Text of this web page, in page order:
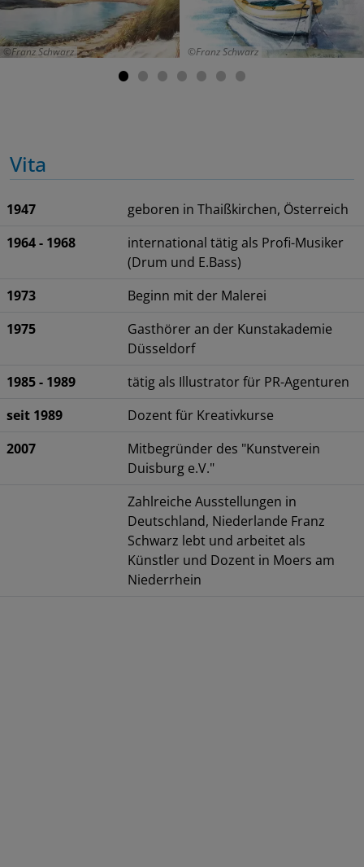
Franz Schwarz Franz Schwarz
Vita
1947
geboren in Thaißkirchen, Österreich
1964 - 1968
international tätig als Profi-Musiker
(Drum und E.Bass)
1973
Beginn mit der Malerei
1975
Gasthörer an der Kunstakademie
Düsseldorf
1985 - 1989
tätig als Illustrator für PR-Agenturen
seit 1989
Dozent für Kreativkurse
2007
Mitbegründer des "Kunstverein
Duisburg e.V."
Zahlreiche Ausstellungen in
Deutschland, Niederlande Franz
Schwarz lebt und arbeitet als
Künstler und Dozent in Moers am
Niederrhein